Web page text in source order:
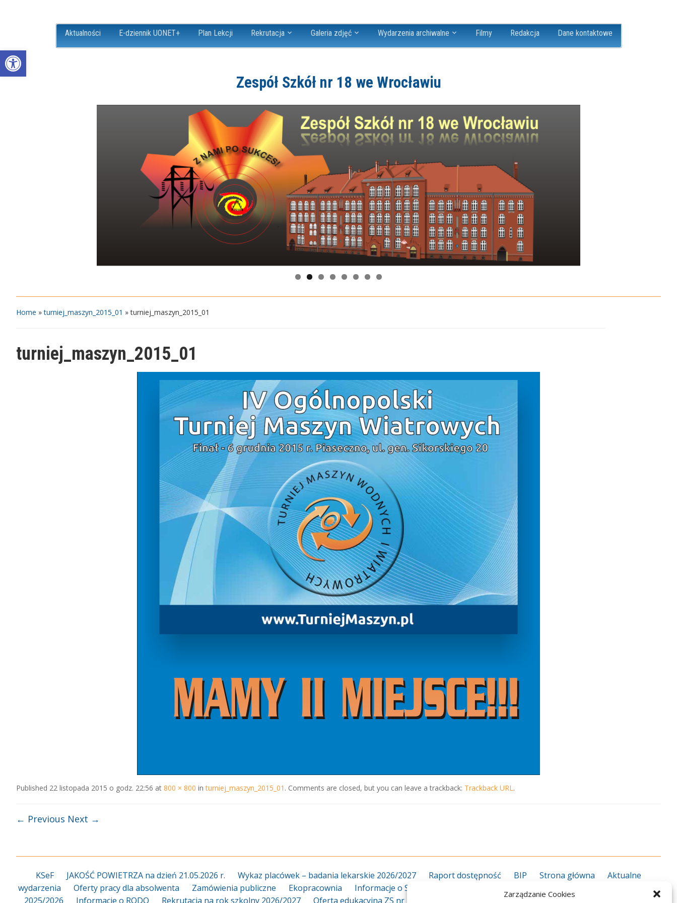
Open toolbar
Zarządzanie Cookies
Aktualności E-dziennik UONET+ Plan Lekcji Rekrutacja Galeria zdjęć Wydarzenia archiwalne Filmy Redakcja Dane kontaktowe
Zespół Szkół nr 18 we Wrocławiu
Home »turniej_maszyn_2015_01 »turniej_maszyn_2015_01
turniej_maszyn_2015_01
Published 22 listopada 2015 o godz. 22:56 at 800 × 800 inturniej_maszyn_2015_01 . Comments are closed, but you can leave a trackback: Trackback URL.
← Previous Next →
KSeF JAKOŚĆ POWIETRZA na dzień 21.05.2026 r. Wykaz placówek – badania lekarskie 2026/2027 Raport dostępność BIP Strona główna
Aktualne
wydarzenia
Oferty pracy dla absolwenta Zamówienia publiczne Ekopracownia Informacje o Szkole
Kalendarz roku szkolnego
2025/2026
Informacje o RODO Rekrutacja na rok szkolny 2026/2027 Oferta edukacyjna ZS nr 18 2026/2027 Kierunki kształcenia 2026/2027